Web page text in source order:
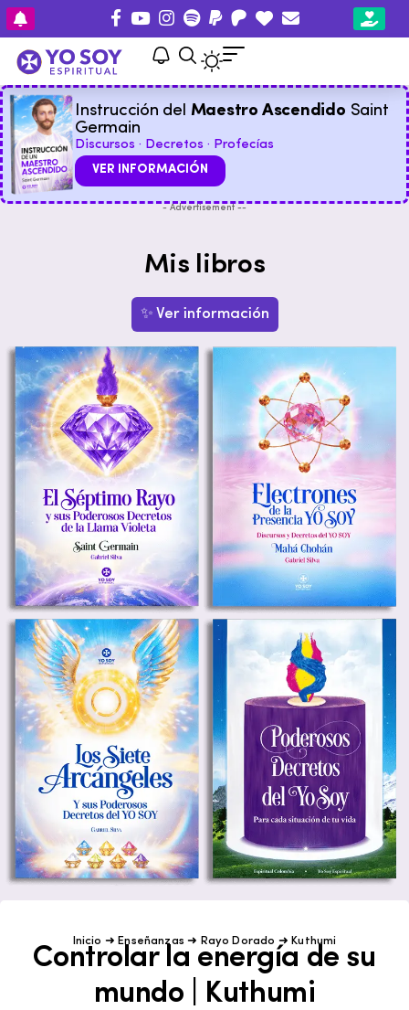
Instrucción del Maestro Ascendido Saint
Germain
Discursos · Decretos · Profecías
VER INFORMACIÓN
- Advertisement --
Mis libros
✨ Ver información
Inicio ➜ Enseñanzas ➜ Rayo Dorado ➜ Kuthumi
Controlar la energía de su
mundo | Kuthumi